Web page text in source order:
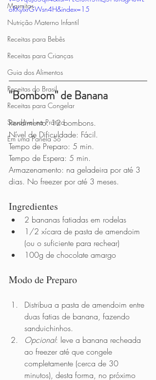
Marmitas
Nutrição Materno Infantil
Receitas para Bebês
Receitas para Crianças
Guia dos Alimentos
Receitas do Brasil
Receitas para Congelar
Saudável na Prática
Em uma Panela Só
oRKylxrGWsn4H&index=15
"Bombom" de Banana
Rendimento: 12 bombons.
Nível de Dificuldade: Fácil.
Tempo de Preparo: 5 min.
Tempo de Espera: 5 min.
Armazenamento: na geladeira por até 3
dias. No freezer por até 3 meses.
Ingredientes
2 bananas fatiadas em rodelas
1/2 xícara de pasta de amendoim
(ou o suficiente para rechear)
100g de chocolate amargo
Modo de Preparo
Distribua a pasta de amendoim entre
duas fatias de banana, fazendo
sanduichinhos.
Opcional: leve a banana recheada
ao freezer até que congele
completamente (cerca de 30
minutos), desta forma, no próximo